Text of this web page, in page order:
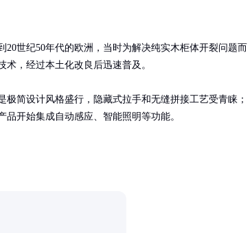
20世纪50年代的欧洲，当时为解决纯实木柜体开裂问题而
术，经过本土化改良后迅速普及。
极简设计风格盛行，隐藏式拉手和无缝拼接工艺受青睐；
品开始集成自动感应、智能照明等功能。